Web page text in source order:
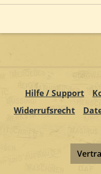
Hilfe / Support
Widerrufsrecht